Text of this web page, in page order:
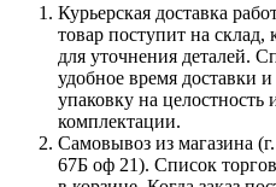
Курьерская доставка
товар поступит на склад,
для уточнения деталей.
удобное время доставки
упаковку на целостность
комплектации.
Самовывоз из магазина
67Б оф 21). Список